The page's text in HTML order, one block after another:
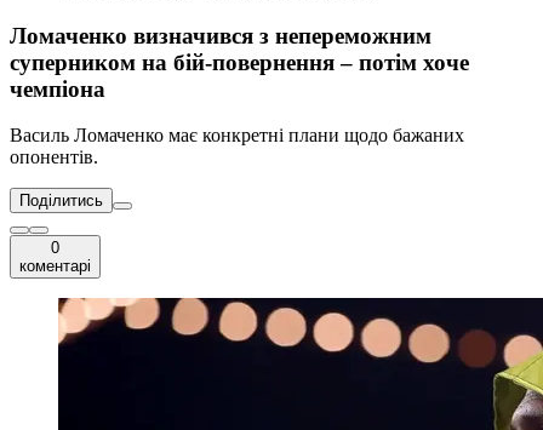
Ломаченко визначився з непереможним
суперником на бій-повернення – потім хоче
чемпіона
Василь Ломаченко має конкретні плани щодо бажаних
опонентів.
Поділитись
0
коментарі